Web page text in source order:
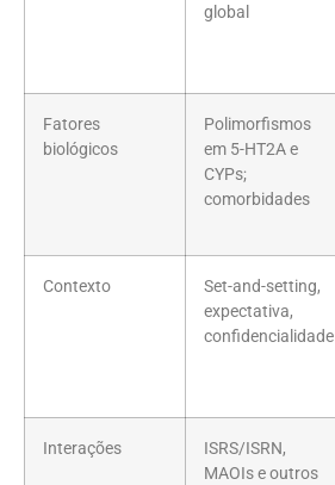
global
Fatores
biológicos
Polimorfismos
em 5-HT2A e
CYPs;
comorbidades
Contexto
Set-and-setting,
expectativa,
confidencialidade
Interações
ISRS/ISRN,
MAOIs e outros